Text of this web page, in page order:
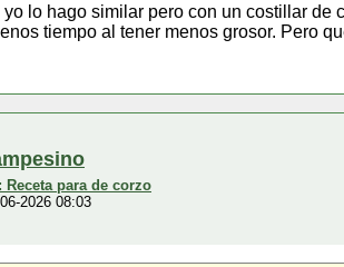
lo hago similar pero con un costillar
tiempo al tener menos grosor. Pero
Receta para de corzo
2026 08:03